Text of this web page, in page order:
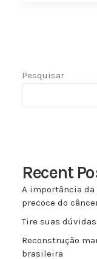
Pesquisar
Recent
A importância
precoce do
Tire suas
Reconstrução
brasileira